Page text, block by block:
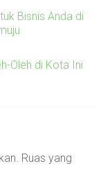
Bisnis Anda di
Oleh di Kota Ini
Ruas yang